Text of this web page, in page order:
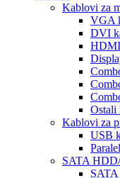
Kablovi za
VGA
DVI
Ostali
Kablovi za
USB
SATA